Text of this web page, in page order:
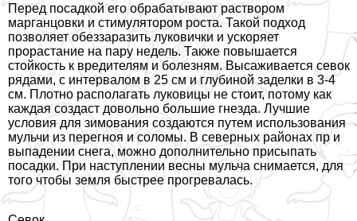
Перед посадкой его обpaбатывают раствором
марганцовки и стимулятором роста. Такой подход
позволяет обеззаразить луковички и ускоряет
прорастание на пару недель. Также повышается
стойкость к вредителям и болезням. Высаживается севок
рядами, с интервалом в 25 см и глубиной заделки в 3-4
см. Плотно располагать луковицы не стоит, потому как
каждая создаст довольно большие гнезда. Лучшие
условия для зимования создаются путем использования
мульчи из перегноя и соломы. В северных районах пр и
выпадении снега, можно дополнительно присыпать
посадки. При наступлении весны мульча снимается, для
того чтобы земля быстрее прогревалась.